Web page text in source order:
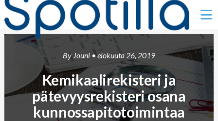
Ë
By Jouni • elokuuta 26, 2019
Kemikaalirekisteri ja
pätevyysrekisteri osana
kunnossapitotoimintaa